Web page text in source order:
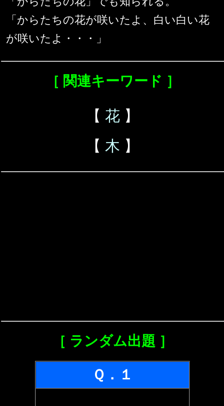
「からたちの花が咲いたよ、白い白い花
が咲いたよ・・・」
［ 関連キーワード ］
【 花 】
【 木 】
［ ランダム出題 ］
Ｑ．１